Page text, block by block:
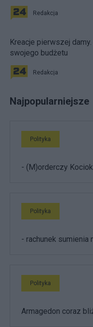
Redakcja
Kreacje pierwszej
swojego budżetu
Redakcja
Najpopularniejsze
Polityka
- (M)orderczy
Polityka
- rachunek sumienia
Polityka
Armagedon coraz